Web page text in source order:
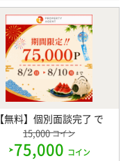
【無料】個別面談完了 で
15,000コイン
75,000 コイン